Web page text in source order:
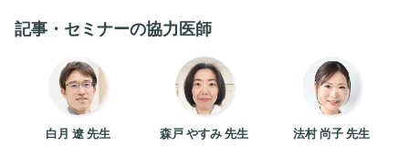
記事・セミナーの協力医師
白月 遼 先生 森戸 やすみ 先生 法村 尚子 先生